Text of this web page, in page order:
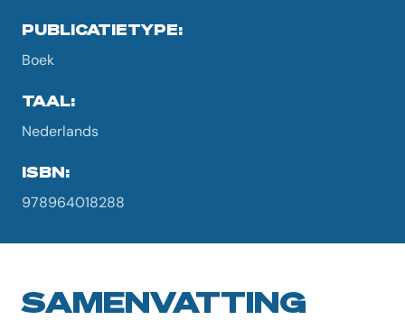
PUBLICATIETYPE:
Boek
TAAL:
Nederlands
ISBN:
978964018288
SAMENVATTING